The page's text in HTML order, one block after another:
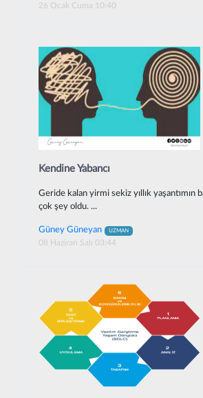
26 Ocak Cuma 10:40
Kendine Yabancı
Geride kalan yirmi sekiz yıllık yaşantımın
çok şey oldu. ...
Güney Güneyan UZMAN
08 Haziran Salı 03:44